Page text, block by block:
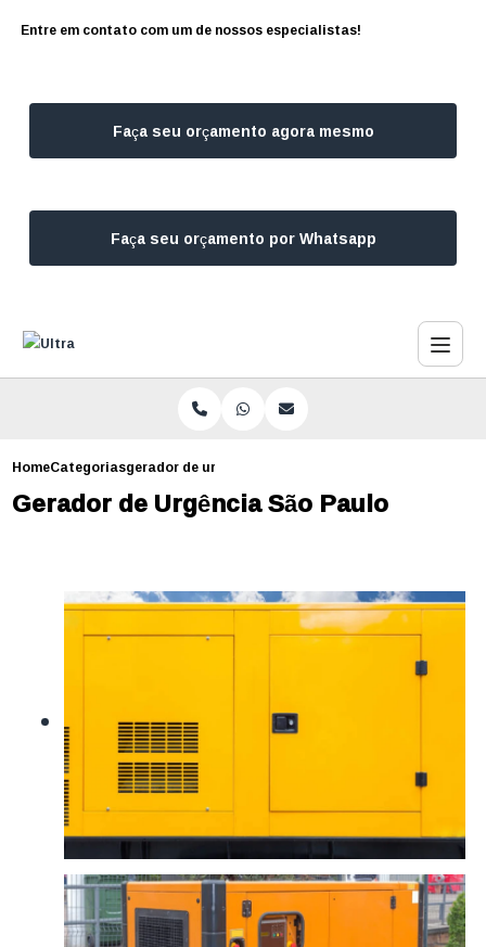
Entre em contato com um de nossos especialistas!
Faça seu orçamento agora mesmo
Faça seu orçamento por Whatsapp
HomeCategoriasgerador de urgencia sao paulo
Gerador de Urgência São Paulo